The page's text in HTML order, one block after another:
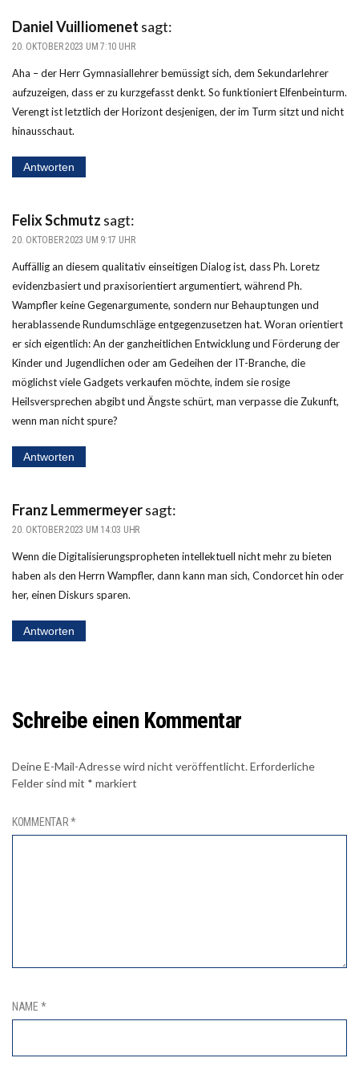
Daniel Vuilliomenet sagt:
20. OKTOBER 2023 UM 7:10 UHR
Aha – der Herr Gymnasiallehrer bemüssigt sich, dem Sekundarlehrer
aufzuzeigen, dass er zu kurzgefasst denkt. So funktioniert Elfenbeinturm.
Verengt ist letztlich der Horizont desjenigen, der im Turm sitzt und nicht
hinausschaut.
Antworten
Felix Schmutz sagt:
20. OKTOBER 2023 UM 9:17 UHR
Auffällig an diesem qualitativ einseitigen Dialog ist, dass Ph. Loretz
evidenzbasiert und praxisorientiert argumentiert, während Ph.
Wampfler keine Gegenargumente, sondern nur Behauptungen und
herablassende Rundumschläge entgegenzusetzen hat. Woran orientiert
er sich eigentlich: An der ganzheitlichen Entwicklung und Förderung der
Kinder und Jugendlichen oder am Gedeihen der IT-Branche, die
möglichst viele Gadgets verkaufen möchte, indem sie rosige
Heilsversprechen abgibt und Ängste schürt, man verpasse die Zukunft,
wenn man nicht spure?
Antworten
Franz Lemmermeyersagt:
20. OKTOBER 2023 UM 14:03 UHR
Wenn die Digitalisierungspropheten intellektuell nicht mehr zu bieten
haben als den Herrn Wampfler, dann kann man sich, Condorcet hin oder
her, einen Diskurs sparen.
Antworten
Schreibe einen Kommentar
Deine E-Mail-Adresse wird nicht veröffentlicht.Erforderliche
Felder sind mit * markiert
KOMMENTAR*
NAME *